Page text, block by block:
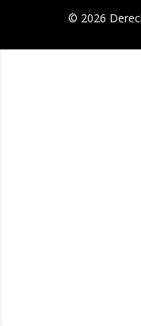
© 2026